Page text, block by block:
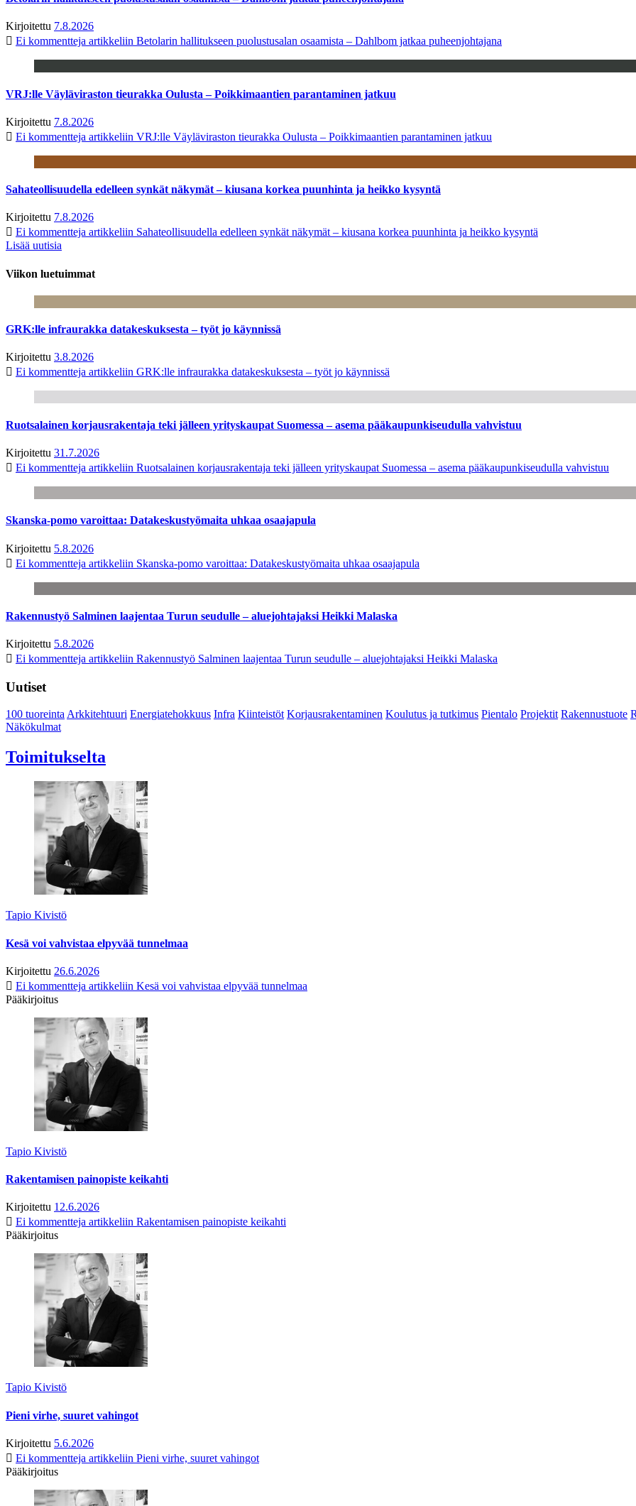
Kirjoitettu 7.8.2026
Ei kommentteja artikkeliin Betolarin hallitukseen puolustusalan osaamista – Dahlbom jatkaa puheenjohtajana
VRJ:lle Väyläviraston tieurakka Oulusta – Poikkimaantien parantaminen jatkuu
Kirjoitettu 7.8.2026
Ei kommentteja artikkeliin VRJ:lle Väyläviraston tieurakka Oulusta – Poikkimaantien parantaminen jatkuu
Sahateollisuudella edelleen synkät näkymät – kiusana korkea puunhinta ja heikko kysyntä
Kirjoitettu 7.8.2026
Ei kommentteja artikkeliin Sahateollisuudella edelleen synkät näkymät – kiusana korkea puunhinta ja heikko kysyntä
Lisää uutisia
Viikon luetuimmat
GRK:lle infraurakka datakeskuksesta – työt jo käynnissä
Kirjoitettu 3.8.2026
Ei kommentteja artikkeliin GRK:lle infraurakka datakeskuksesta – työt jo käynnissä
Ruotsalainen korjausrakentaja teki jälleen yrityskaupat Suomessa – asema pääkaupunkiseudulla vahvistuu
Kirjoitettu 31.7.2026
Ei kommentteja artikkeliin Ruotsalainen korjausrakentaja teki jälleen yrityskaupat Suomessa – asema pääkaupunkiseudulla vahvistuu
Skanska-pomo varoittaa: Datakeskustyömaita uhkaa osaajapula
Kirjoitettu 5.8.2026
Ei kommentteja artikkeliin Skanska-pomo varoittaa: Datakeskustyömaita uhkaa osaajapula
Rakennustyö Salminen laajentaa Turun seudulle – aluejohtajaksi Heikki Malaska
Kirjoitettu 5.8.2026
Ei kommentteja artikkeliin Rakennustyö Salminen laajentaa Turun seudulle – aluejohtajaksi Heikki Malaska
Uutiset
100 tuoreintaArkkitehtuuri Energiatehokkuus Infra Kiinteistöt Korjausrakentaminen Koulutus ja tutkimus Pientalo Projektit Rakennustuote
Näkökulmat
Toimitukselta
Tapio Kivistö
Kesä voi vahvistaa elpyvää tunnelmaa
Kirjoitettu 26.6.2026
Ei kommentteja artikkeliin Kesä voi vahvistaa elpyvää tunnelmaa
Pääkirjoitus
Tapio Kivistö
Rakentamisen painopiste keikahti
Kirjoitettu 12.6.2026
Ei kommentteja artikkeliin Rakentamisen painopiste keikahti
Pääkirjoitus
Tapio Kivistö
Pieni virhe, suuret vahingot
Kirjoitettu 5.6.2026
Ei kommentteja artikkeliin Pieni virhe, suuret vahingot
Pääkirjoitus